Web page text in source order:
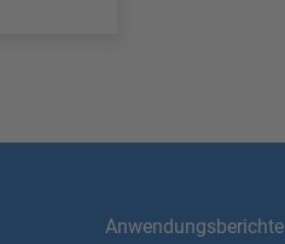
Anwendungsberichte